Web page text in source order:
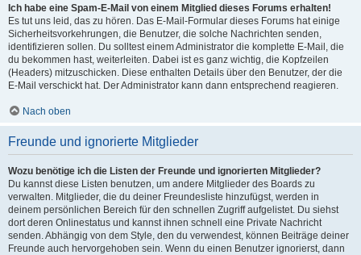
Ich habe eine Spam-E-Mail von einem Mitglied dieses Forums erhalten!
Es tut uns leid, das zu hören. Das E-Mail-Formular dieses Forums hat einige
Sicherheitsvorkehrungen, die Benutzer, die solche Nachrichten senden,
identifizieren sollen. Du solltest einem Administrator die komplette E-Mail, die
du bekommen hast, weiterleiten. Dabei ist es ganz wichtig, die Kopfzeilen
(Headers) mitzuschicken. Diese enthalten Details über den Benutzer, der die
E-Mail verschickt hat. Der Administrator kann dann entsprechend reagieren.
Nach oben
Freunde und ignorierte Mitglieder
Wozu benötige ich die Listen der Freunde und ignorierten Mitglieder?
Du kannst diese Listen benutzen, um andere Mitglieder des Boards zu
verwalten. Mitglieder, die du deiner Freundesliste hinzufügst, werden in
deinem persönlichen Bereich für den schnellen Zugriff aufgelistet. Du siehst
dort deren Onlinestatus und kannst ihnen schnell eine Private Nachricht
senden. Abhängig von dem Style, den du verwendest, können Beiträge deiner
Freunde auch hervorgehoben sein. Wenn du einen Benutzer ignorierst, dann